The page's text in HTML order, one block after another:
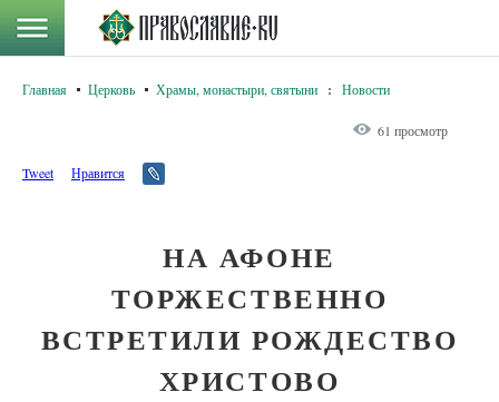
Главная Церковь Храмы, монастыри, святыни : Новости
61 просмотр
Tweet Нравится
НА АФОНЕ
ТОРЖЕСТВЕННО
ВСТРЕТИЛИ РОЖДЕСТВО
ХРИСТОВО